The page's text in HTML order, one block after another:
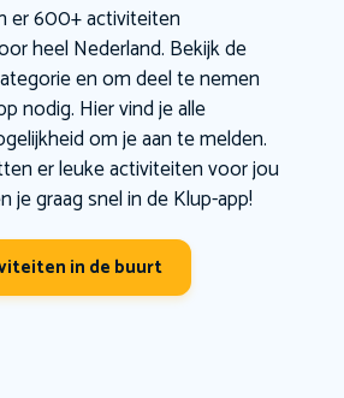
er 600+ activiteiten
heel Nederland. Bekijk de
en om deel te nemen
nodig. Hier vind je alle
om je aan te melden.
er leuke activiteiten voor jou
je graag snel in de Klup-app!
in de buurt